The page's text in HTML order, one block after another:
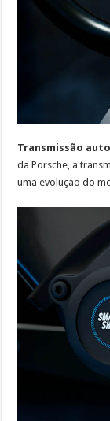
Transmissão
da Porsche, a
uma evolução do